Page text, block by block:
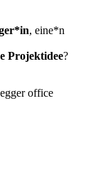
, eine*n
Projektidee?
office